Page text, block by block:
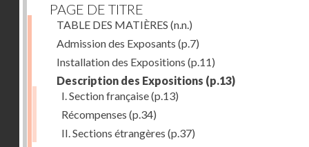
PAGE DE TITRE
TABLE DES MATIÈRES (n.n.)
Admission des Exposants (p.7)
Installation des Expositions (p.11)
Description des Expositions (p.13)
I. Section française(p.13)
Récompenses (p.34)
II. Sections étrangères (p.37)